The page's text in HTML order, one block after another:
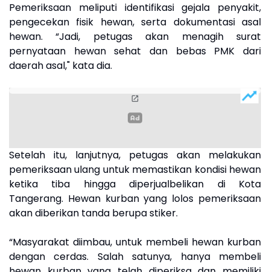
Pemeriksaan meliputi identifikasi gejala penyakit,
pengecekan fisik hewan, serta dokumentasi asal
hewan. “Jadi, petugas akan menagih surat
pernyataan hewan sehat dan bebas PMK dari
daerah asal," kata dia.
Setelah itu, lanjutnya, petugas akan melakukan
pemeriksaan ulang untuk memastikan kondisi hewan
ketika tiba hingga diperjualbelikan di Kota
Tangerang. Hewan kurban yang lolos pemeriksaan
akan diberikan tanda berupa stiker.
“Masyarakat diimbau, untuk membeli hewan kurban
dengan cerdas. Salah satunya, hanya membeli